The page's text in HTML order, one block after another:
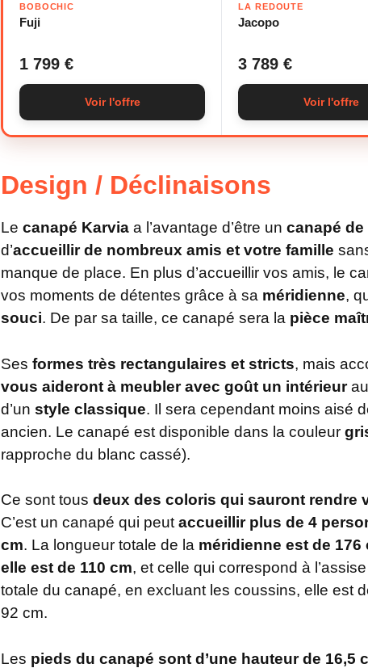
BOBOCHIC
Fuji
1 799 €
Voir l'offre
LA REDOUTE
Jacopo
3 789 €
Voir l'offre
Design / Déclinaisons
Le canapé Karvia a l’avantage d’être un canapé
d’accueillir de nombreux amis et votre famille
manque de place. En plus d’accueillir vos amis, le
vos moments de détentes grâce à sa méridienne,
souci. De par sa taille, ce canapé sera la pièce
Ses formes très rectangulaires et stricts, mais
vous aideront à meubler avec goût un intérieur
d’un style classique. Il sera cependant moins aisé
ancien. Le canapé est disponible dans la couleur
rapproche du blanc cassé).
Ce sont tous deux des coloris qui sauront rendre
C’est un canapé qui peutaccueillir plus de 4
cm. La longueur totale de la méridienne est de 176
elle est de 110 cm, et celle qui correspond à
totale du canapé, en excluant les coussins, elle est
92 cm.
Les pieds du canapé sont d’une hauteur de 16,5